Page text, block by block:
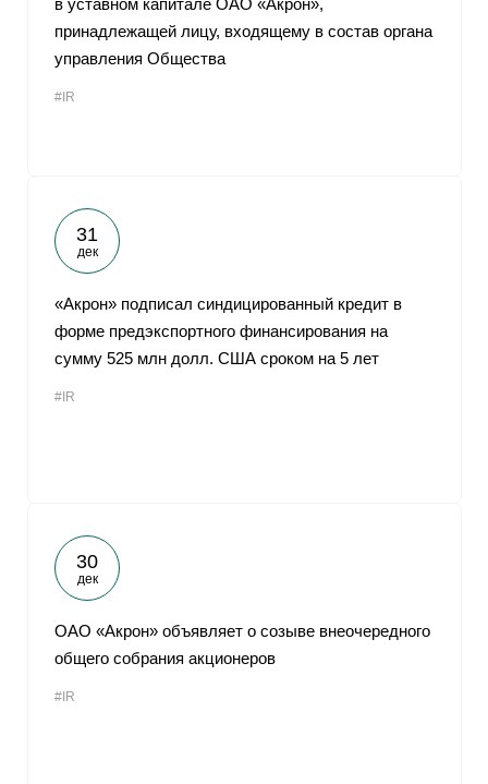
в уставном капитале ОАО «Акрон»,
принадлежащей лицу, входящему в состав органа
управления Общества
#IR
31
дек
«Акрон» подписал синдицированный кредит в
форме предэкспортного финансирования на
сумму 525 млн долл. США сроком на 5 лет
#IR
30
дек
ОАО «Акрон» объявляет о созыве внеочередного
общего собрания акционеров
#IR